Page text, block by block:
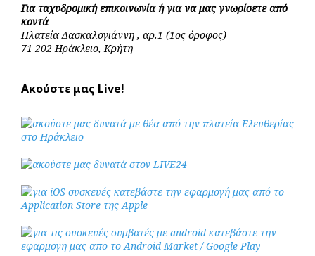
Για ταχυδρομική επικοινωνία ή για να μας γνωρίσετε από
κοντά
Πλατεία Δασκαλογιάννη , αρ.1 (1ος όροφος)
71 202 Ηράκλειο, Κρήτη
Ακούστε μας Live!